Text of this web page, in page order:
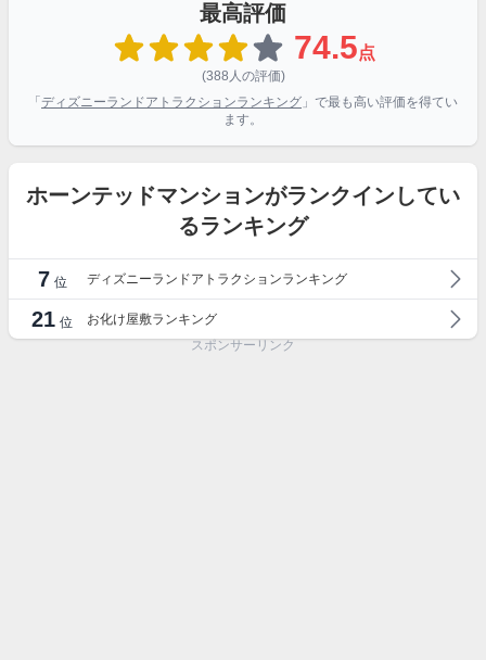
最高評価
74.5点
(388人の評価)
「 ディズニーランドアトラクションランキング 」で最も高い評価を得てい
ます。
ホーンテッドマンションがランクインしてい
るランキング
7 位 ディズニーランドアトラクションランキング
21 位
お化け屋敷ランキング
スポンサーリンク